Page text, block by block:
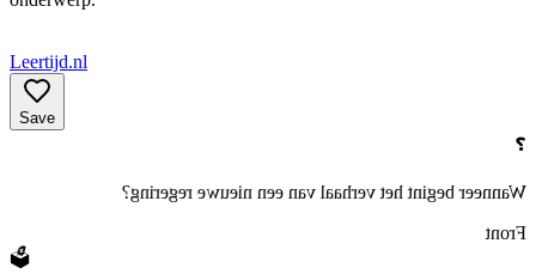
Leertijd.nl
Save
❓
Wanneer begint het verhaal van een nieuwe regering?
Front
🗳️